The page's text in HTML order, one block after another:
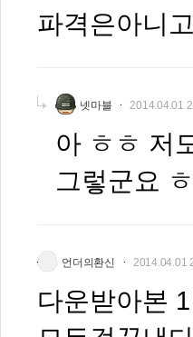
파격은아니
넷마블 2014.04.01
아 ㅎㅎ 저
그렇군요
언더의환신 2014.04.01
다운받아본